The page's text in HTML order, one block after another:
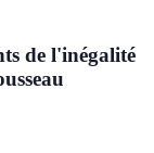
de l'inégalité